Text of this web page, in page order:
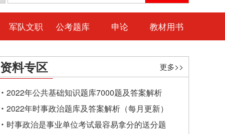
军队文职 公考题库 申论 教材用书
资料专区 更多>>
2022年公共基础知识题库7000题及答案解析
2022年时事政治题库及答案解析（每月更新）
时事政治是事业单位考试最容易拿分的送分题